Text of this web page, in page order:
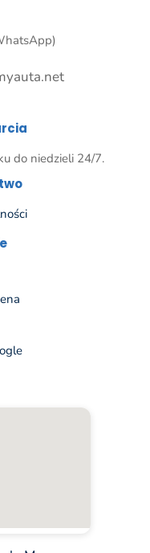
do niedzieli 24/7.